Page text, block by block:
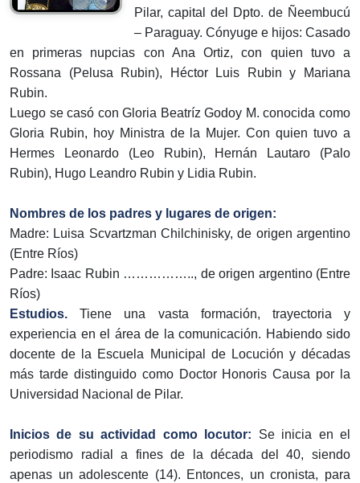
Pilar, capital del Dpto. de Ñeembucú
– Paraguay. Cónyuge e hijos: Casado
en primeras nupcias con Ana Ortiz, con quien tuvo a
Rossana (Pelusa Rubin), Héctor Luis Rubin y Mariana
Rubin.
Luego se casó con Gloria Beatríz Godoy M. conocida como
Gloria Rubin, hoy Ministra de la Mujer. Con quien tuvo a
Hermes Leonardo (Leo Rubin), Hernán Lautaro (Palo
Rubin), Hugo Leandro Rubin y Lidia Rubin.
Nombres de los padres y lugares de origen:
Madre: Luisa Scvartzman Chilchinisky, de origen argentino
(Entre Ríos)
Padre: Isaac Rubin …………….., de origen argentino (Entre
Ríos)
Estudios.Tiene una vasta formación, trayectoria y
experiencia en el área de la comunicación. Habiendo sido
docente de la Escuela Municipal de Locución y décadas
más tarde distinguido como Doctor Honoris Causa por la
Universidad Nacional de Pilar.
Inicios de su actividad como locutor: Se inicia en el
periodismo radial a fines de la década del 40, siendo
apenas un adolescente (14). Entonces, un cronista, para